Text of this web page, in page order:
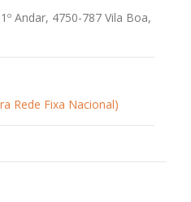
Andar, 4750-787 Vila Boa,
Rede Fixa Nacional)